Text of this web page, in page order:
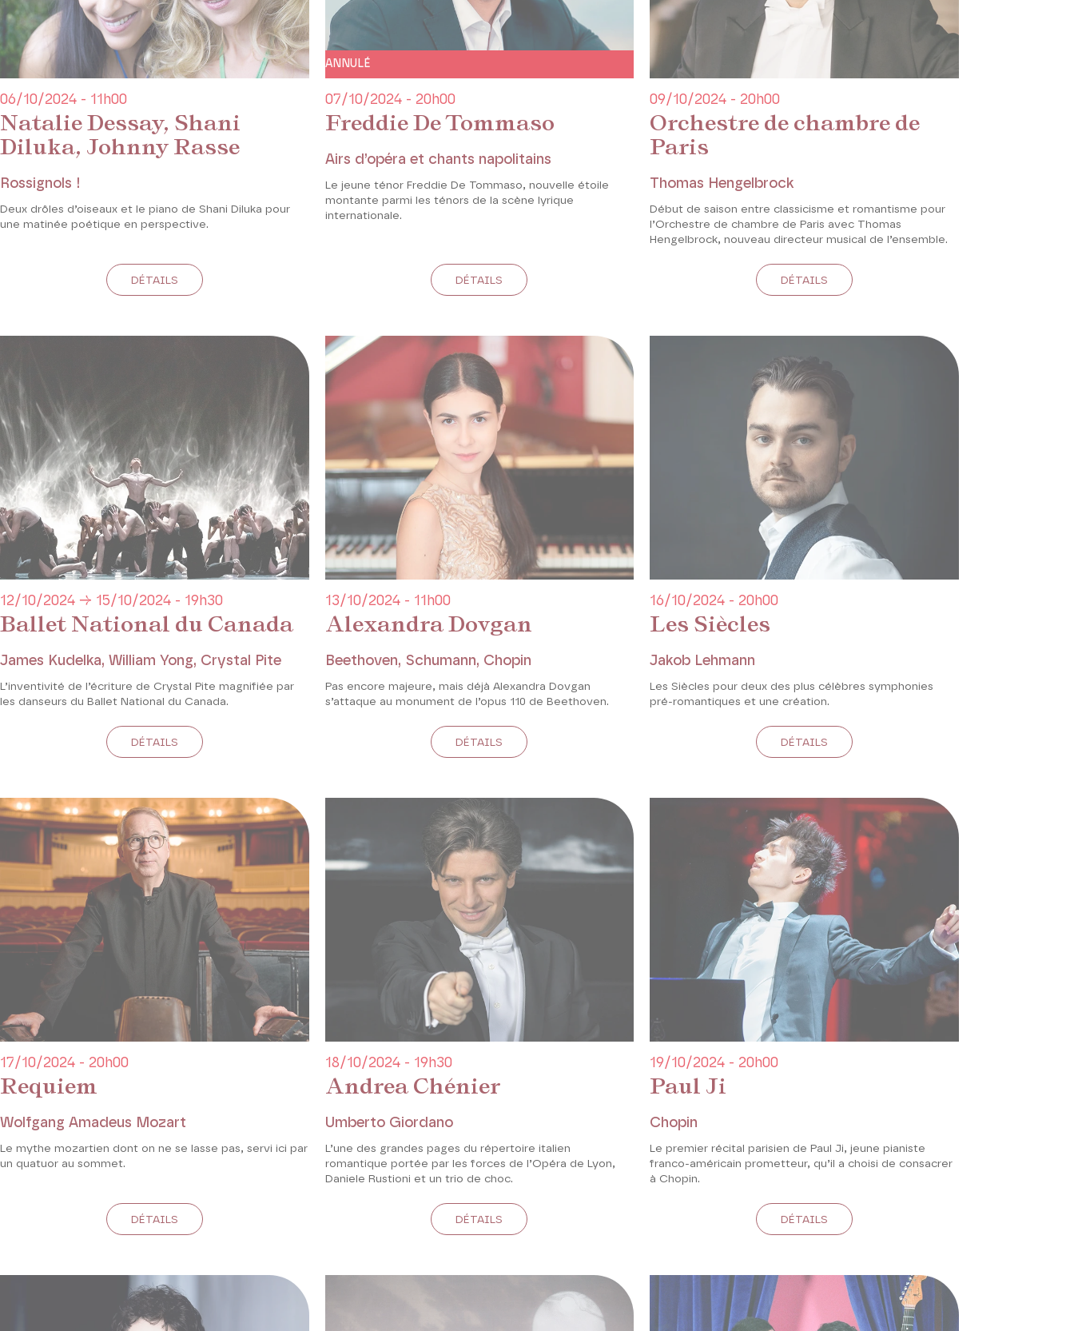
Natalie Dessay, Shani
Diluka, Johnny Rasse
06/10/2024 - 11h00
Rossignols !
Deux drôles d’oiseaux et le piano de Shani Diluka pour
une matinée poétique en perspective.
DÉTAILS
Freddie De Tommaso
07/10/2024 - 20h00
ANNULÉ
Airs d’opéra et chants napolitains
Le jeune ténor Freddie De Tommaso, nouvelle étoile
montante parmi les ténors de la scène lyrique
internationale.
DÉTAILS
Orchestre de chambre de
Paris
09/10/2024 - 20h00
Thomas Hengelbrock
Début de saison entre classicisme et romantisme pour
l’Orchestre de chambre de Paris avec Thomas
Hengelbrock, nouveau directeur musical de l’ensemble.
DÉTAILS
Ballet National du Canada
12/10/2024 → 15/10/2024 - 19h30
James Kudelka, William Yong, Crystal Pite
L’inventivité de l’écriture de Crystal Pite magnifiée par
les danseurs du Ballet National du Canada.
DÉTAILS
Alexandra Dovgan
13/10/2024 - 11h00
Beethoven, Schumann, Chopin
Pas encore majeure, mais déjà Alexandra Dovgan
s’attaque au monument de l’opus 110 de Beethoven.
DÉTAILS
Les Siècles
16/10/2024 - 20h00
Jakob Lehmann
Les Siècles pour deux des plus célèbres symphonies
pré-romantiques et une création.
DÉTAILS
Requiem
17/10/2024 - 20h00
Wolfgang Amadeus Mozart
Le mythe mozartien dont on ne se lasse pas, servi ici par
un quatuor au sommet.
DÉTAILS
Andrea Chénier
18/10/2024 - 19h30
Umberto Giordano
L’une des grandes pages du répertoire italien
romantique portée par les forces de l’Opéra de Lyon,
Daniele Rustioni et un trio de choc.
DÉTAILS
Paul Ji
19/10/2024 - 20h00
Chopin
Le premier récital parisien de Paul Ji, jeune pianiste
franco-américain prometteur, qu’il a choisi de consacrer
à Chopin.
DÉTAILS